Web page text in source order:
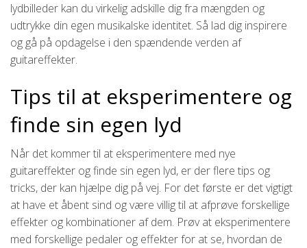
lydbilleder kan du virkelig adskille dig fra mængden og
udtrykke din egen musikalske identitet. Så lad dig inspirere
og gå på opdagelse i den spændende verden af
guitareffekter.
Tips til at eksperimentere og
finde sin egen lyd
Når det kommer til at eksperimentere med nye
guitareffekter og finde sin egen lyd, er der flere tips og
tricks, der kan hjælpe dig på vej. For det første er det vigtigt
at have et åbent sind og være villig til at afprøve forskellige
effekter og kombinationer af dem. Prøv at eksperimentere
med forskellige pedaler og effekter for at se, hvordan de